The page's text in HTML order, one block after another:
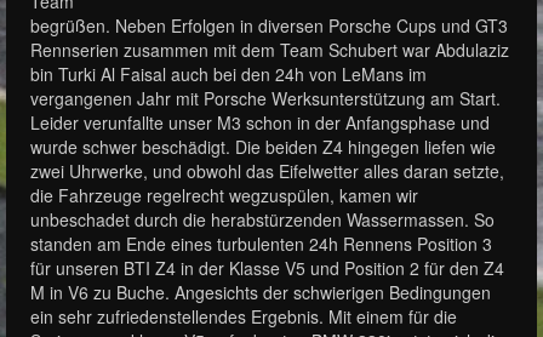
begrüßen. Neben Erfolgen in diversen Porsche Cups und GT3
Rennserien zusammen mit dem Team Schubert war Abdulaziz
bin Turki Al Faisal auch bei den 24h von LeMans im
vergangenen Jahr mit Porsche Werksunterstützung am Start.
Leider verunfallte unser M3 schon in der Anfangsphase und
wurde schwer beschädigt. Die beiden Z4 hingegen liefen wie
zwei Uhrwerke, und obwohl das Eifelwetter alles daran setzte,
die Fahrzeuge regelrecht wegzuspülen, kamen wir
unbeschadet durch die herabstürzenden Wassermassen. So
standen am Ende eines turbulenten 24h Rennens Position 3
für unseren BTI Z4 in der Klasse V5 und Position 2 für den Z4
M in V6 zu Buche. Angesichts der schwierigen Bedingungen
ein sehr zufriedenstellendes Ergebnis. Mit einem für die